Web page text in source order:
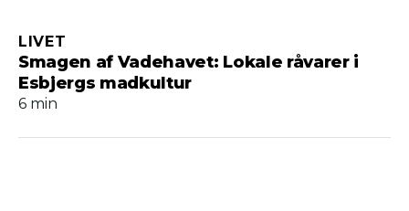
Smagen af Vadehavet: Lokale råvarer i
Esbjergs madkultur
LIVET
6 min